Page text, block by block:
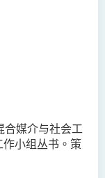
合媒介与社会工
作小组丛书。策